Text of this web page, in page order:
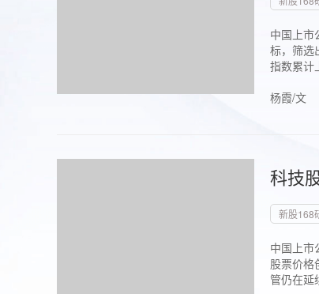
中国上市
标，筛选
指数累计
杨霞/文
科技
新股168
中国上市
股票价格
管仍在延